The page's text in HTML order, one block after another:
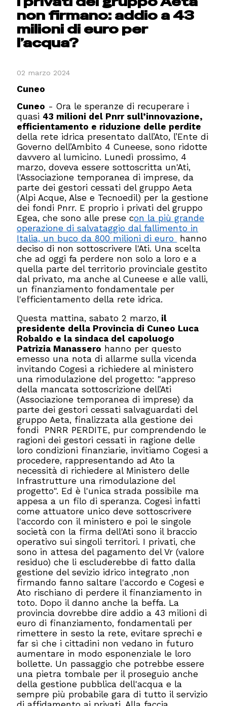
non firmano: addio a 43
milioni di euro per
l’acqua?
02 marzo 2024
Cuneo
Cuneo - Ora le speranze di recuperare i
quasi 43 milioni del Pnrr sull’innovazione,
efficientamento e riduzione delle perdite
della rete idrica presentato dall’Ato, l’Ente di
Governo dell’Ambito 4 Cuneese, sono ridotte
davvero al lumicino. Lunedì prossimo, 4
marzo, doveva essere sottoscritta un'Ati,
l'Associazione temporanea di imprese, da
parte dei gestori cessati del gruppo Aeta
(Alpi Acque, Alse e Tecnoedil) per la gestione
dei fondi Pnrr. E proprio i privati del gruppo
Egea, che sono alle prese con la più grande
operazione di salvataggio dal fallimento in
Italia, un buco da 800 milioni di euro
hanno
deciso di non sottoscrivere l'Ati. Una scelta
che ad oggi fa perdere non solo a loro e a
quella parte del territorio provinciale gestito
dal privato, ma anche al Cuneese e alle valli,
un finanziamento fondamentale per
l'efficientamento della rete idrica.
Questa mattina, sabato 2 marzo, il
presidente della Provincia di Cuneo Luca
Robaldo e la sindaca del capoluogo
Patrizia Manassero hanno per questo
emesso una nota di allarme sulla vicenda
invitando Cogesi a richiedere al ministero
una rimodulazione del progetto: "appreso
della mancata sottoscrizione dell’Ati
(Associazione temporanea di imprese) da
parte dei gestori cessati salvaguardati del
gruppo Aeta, finalizzata alla gestione dei
fondi PNRR PERDITE, pur comprendendo le
ragioni dei gestori cessati in ragione delle
loro condizioni finanziarie, invitiamo Cogesi a
procedere, rappresentando ad Ato la
necessità di richiedere al Ministero delle
Infrastrutture una rimodulazione del
progetto". Ed è l'unica strada possibile ma
appesa a un filo di speranza. Cogesi infatti
come attuatore unico deve sottoscrivere
l'accordo con il ministero e poi le singole
società con la firma dell'Ati sono il braccio
operativo sui singoli territori. I privati, che
sono in attesa del pagamento del Vr (valore
residuo) che li escluderebbe di fatto dalla
gestione del sevizio idrico integrato ,non
firmando fanno saltare l'accordo e Cogesi e
Ato rischiano di perdere il finanziamento in
toto. Dopo il danno anche la beffa. La
provincia dovrebbe dire addio a 43 milioni di
euro di finanziamento, fondamentali per
rimettere in sesto la rete, evitare sprechi e
far sì che i cittadini non vedano in futuro
aumentare in modo esponenziale le loro
bollette. Un passaggio che potrebbe essere
una pietra tombale per il proseguio anche
della gestione pubblica dell'acqua e la
sempre più probabile gara di tutto il servizio